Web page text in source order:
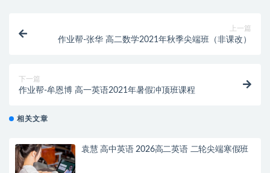
上一篇
作业帮-张华 高二数学2021年秋季尖端班（非课改）
下一篇
作业帮-牟恩博 高一英语2021年暑假冲顶班课程
相关文章
袁慧 高中英语 2026高二英语 二轮尖端寒假班